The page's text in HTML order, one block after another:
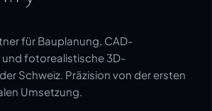
für Bauplanung, CAD-
fotorealistische 3D-
Schweiz. Präzision von der ersten
Umsetzung.